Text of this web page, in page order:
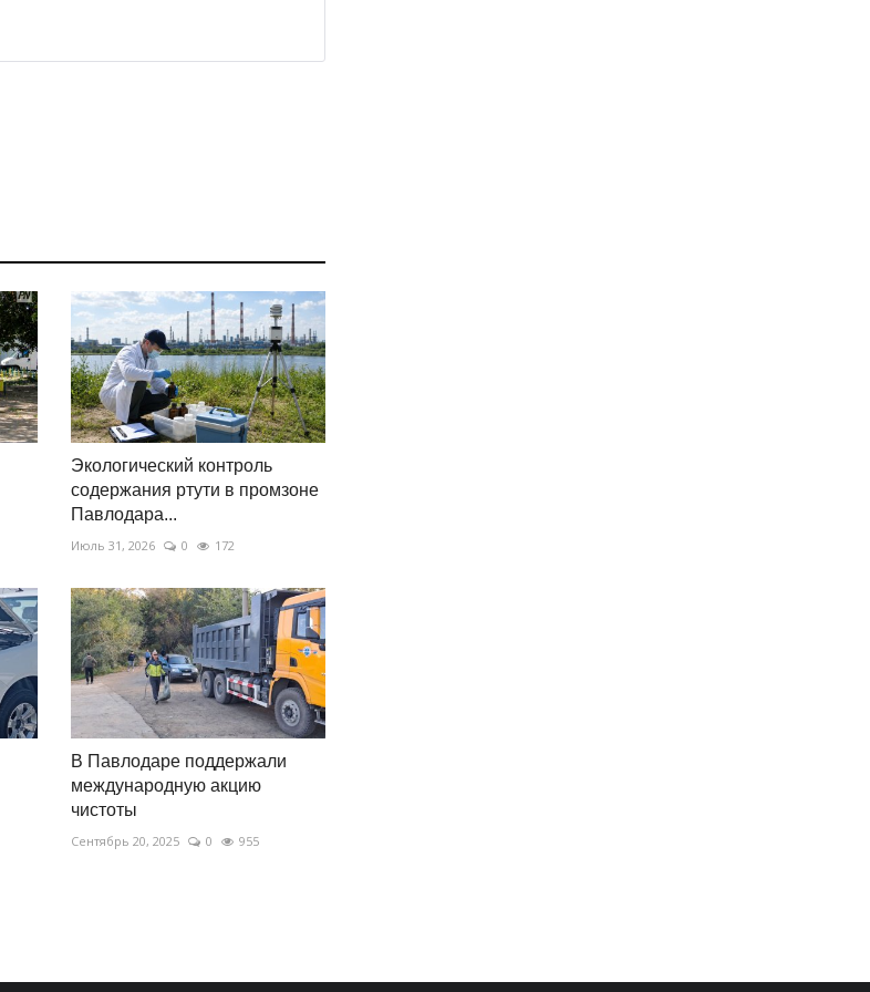
Экологический контроль
содержания ртути в промзоне
Павлодара...
Июль 31, 2026 0 172
В Павлодаре поддержали
международную акцию
чистоты
Сентябрь 20, 2025 0 955